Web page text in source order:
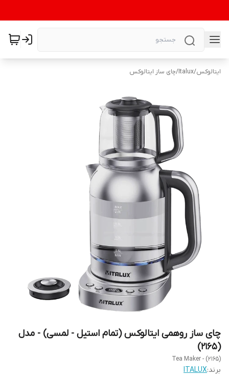
ایتالوکس/
Italux
/چای ساز ایتالوکس
چای ساز روهمی ایتالوکس (تمام استیل - لمسی) - مدل
(2165)
Tea Maker - (2165)
برند:ITALUX